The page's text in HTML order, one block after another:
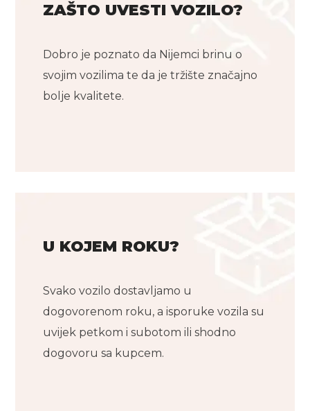
ZAŠTO UVESTI VOZILO?
Dobro je poznato da Nijemci brinu o
svojim vozilima te da je tržište značajno
bolje kvalitete.
U KOJEM ROKU?
Svako vozilo dostavljamo u
dogovorenom roku, a isporuke vozila su
uvijek petkom i subotom ili shodno
dogovoru sa kupcem.